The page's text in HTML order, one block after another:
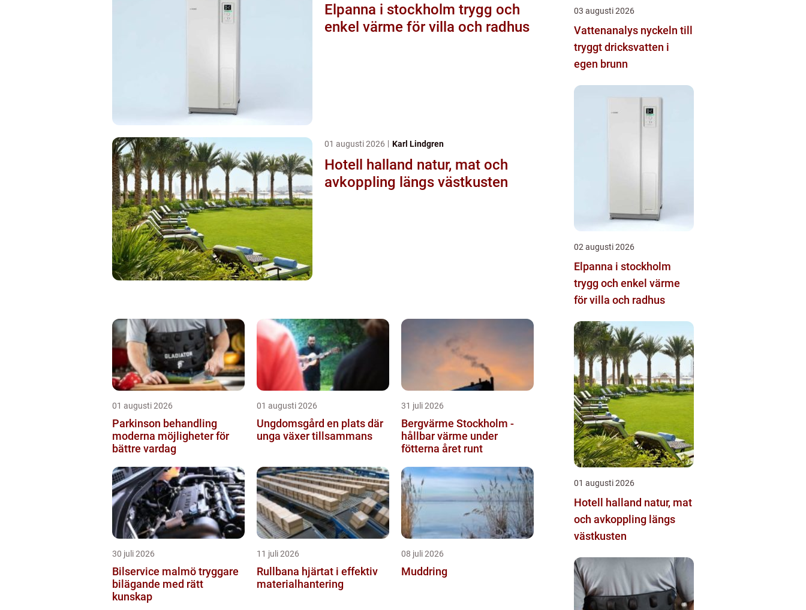
Elpanna i stockholm trygg och
enkel värme för villa och radhus
01 augusti 2026 Karl Lindgren
Hotell halland natur, mat och
avkoppling längs västkusten
01 augusti 2026
Parkinson behandling
moderna möjligheter för
bättre vardag
01 augusti 2026
Ungdomsgård en plats där
unga växer tillsammans
31 juli 2026
Bergvärme Stockholm -
hållbar värme under
fötterna året runt
30 juli 2026
Bilservice malmö tryggare
bilägande med rätt
kunskap
11 juli 2026
Rullbana hjärtat i effektiv
materialhantering
08 juli 2026
Muddring
03 augusti 2026
Vattenanalys nyckeln till
tryggt dricksvatten i
egen brunn
02 augusti 2026
Elpanna i stockholm
trygg och enkel värme
för villa och radhus
01 augusti 2026
Hotell halland natur, mat
och avkoppling längs
västkusten